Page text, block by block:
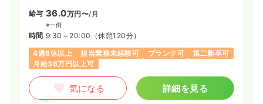
給与 36.0万円〜/月
※一例
時間 9:30～20:00 （休憩120分）
4週8休以上
担当業務未経験可 ブランク可
第二新卒可
月給36万円以上可
気になる 詳細を見る